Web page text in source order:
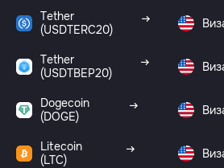
Tether
(USDTERC20)
Tether
(USDTBEP20)
Dogecoin
(DOGE)
Litecoin
(LTC)